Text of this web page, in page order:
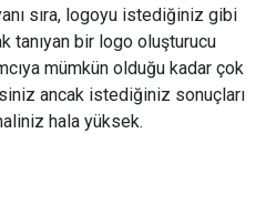
sıra, logoyu istediğiniz gibi
tanıyan bir logo oluşturucu
mümkün olduğu kadar çok
ancak istediğiniz sonuçları
hala yüksek.